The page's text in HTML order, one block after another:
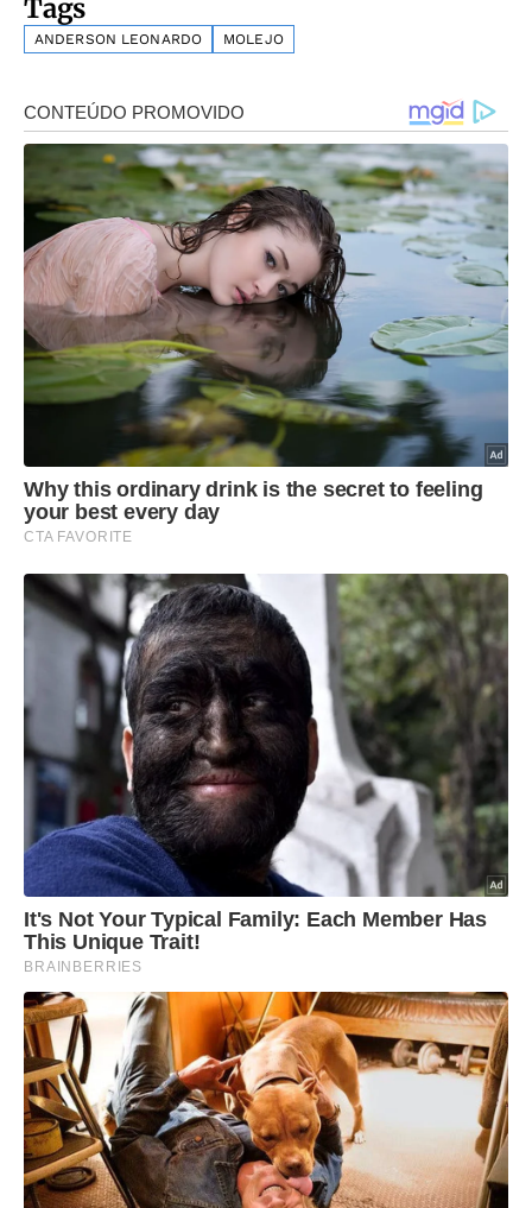
Tags
ANDERSON LEONARDO MOLEJO